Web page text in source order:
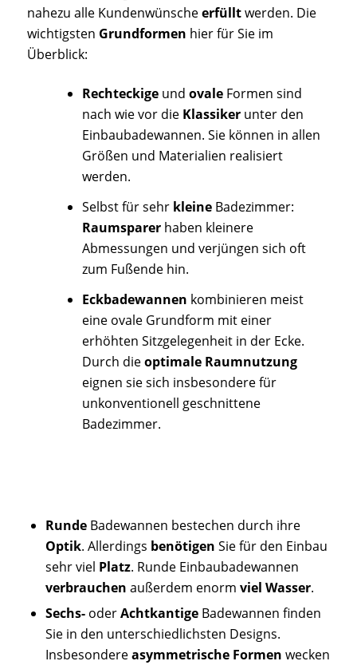
nahezu alle Kundenwünscheerfülltwerden. Die
wichtigsten Grundformen hier für Sie im
Überblick:
Rechteckigeund ovaleFormen sind
nach wie vor die Klassikerunter den
Einbaubadewannen. Sie können in allen
Größen und Materialien realisiert
werden.
Selbst für sehr kleineBadezimmer:
Raumsparerhaben kleinere
Abmessungen und verjüngen sich oft
zum Fußende hin.
Eckbadewannen kombinieren meist
eine ovale Grundform mit einer
erhöhten Sitzgelegenheit in der Ecke.
Durch dieoptimale Raumnutzung
eignen sie sich insbesondere für
unkonventionell geschnittene
Badezimmer.
RundeBadewannen bestechen durch ihre
Optik. Allerdings benötigen Sie für den Einbau
sehr viel Platz. Runde Einbaubadewannen
verbrauchen außerdem enorm viel Wasser.
Sechs-oderAchtkantigeBadewannen finden
Sie in den unterschiedlichsten Designs.
Insbesondereasymmetrische Formen wecken